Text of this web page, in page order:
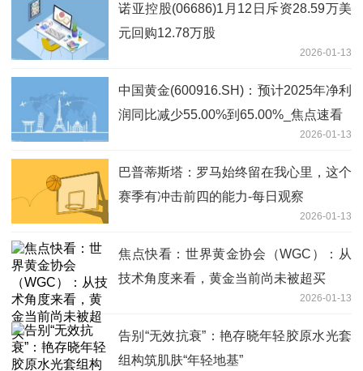
诺亚控股(06686)1月12日斥资28.59万美
元回购12.78万股
2026-01-13
中国黄金(600916.SH)：预计2025年净利
润同比减少55.00%到65.00%_焦点速看
2026-01-13
巴普蒂斯塔：罗马始终留在我心里，这个
赛季有冲击前四的能力-每日观察
2026-01-13
焦点快看：世界黄金协会（WGC）：从
技术角度来看，黄金当前尚未被超买
2026-01-13
告别“无效抗衰”：艳存晓年轻胶原水光套
组构筑肌肤“年轻地基”